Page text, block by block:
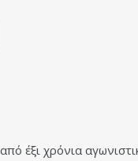
έξι χρόνια